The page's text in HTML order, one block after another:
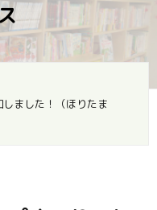
ました！（ほりたま